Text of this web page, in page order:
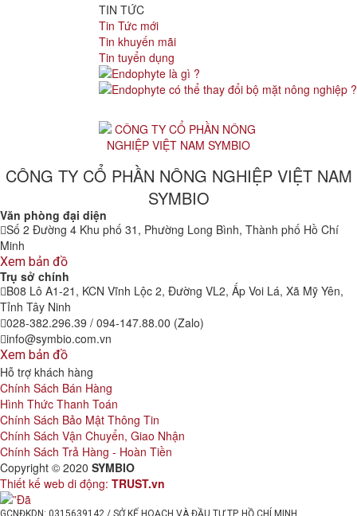
TIN TỨC
Tin Tức mới
Tin khuyến mãi
Tin tuyển dụng
CÔNG TY CỔ PHẦN NÔNG NGHIỆP VIỆT NAM
SYMBIO
Văn phòng đại diện
Số 2 Đường 4 Khu phố 31, Phường Long Bình, Thành phố Hồ Chí
Minh
Xem bản đồ
Trụ sở chính
B08 Lô A1-21, KCN Vĩnh Lộc 2, Đường VL2, Ấp Voi Lá, Xã Mỹ Yên,
Tỉnh Tây Ninh
028-382.296.39 / 094-147.88.00 (Zalo)
info@symbio.com.vn
Xem bản đồ
Hỗ trợ khách hàng
Chính Sách Bán Hàng
Hình Thức Thanh Toán
Chính Sách Bảo Mật Thông Tin
Chính Sách Vận Chuyển, Giao Nhận
Chính Sách Trả Hàng - Hoàn Tiền
Copyright © 2020 SYMBIO
Thiết kế web di động: TRUST.vn
GCNĐKDN: 0315639142 / SỞ KẾ HOẠCH VÀ ĐẦU TƯ TP. HỒ CHÍ MINH